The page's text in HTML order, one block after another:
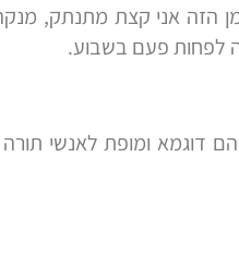
הזה אני קצת מתנתק,
לפחות פעם בשבוע.
הם דוגמא ומופת לאנשי